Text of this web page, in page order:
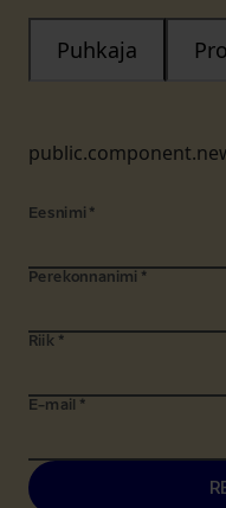
Puhkaja
Eesnimi *
Perekonnanimi *
Riik *
E-mail *